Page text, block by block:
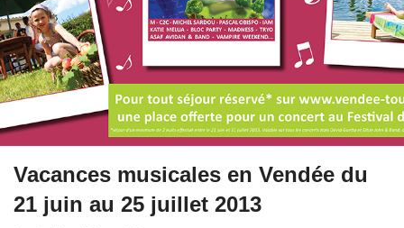
Vacances musicales en Vendée du
21 juin au 25 juillet 2013